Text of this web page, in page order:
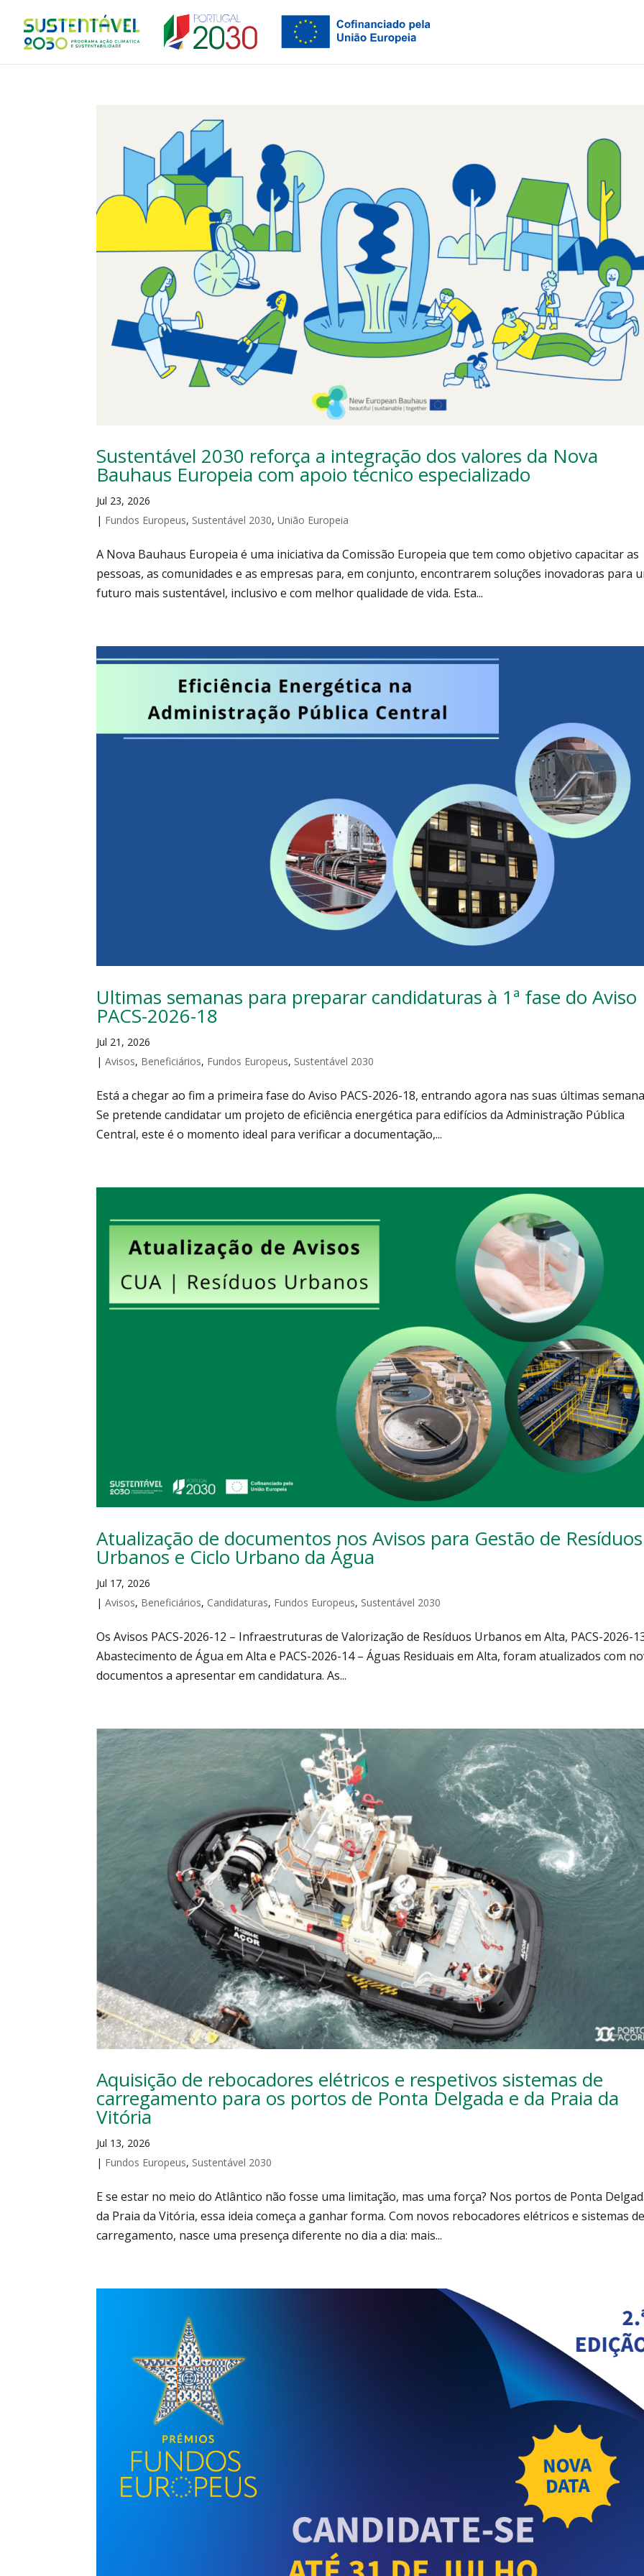
Sustentável 2030 reforça a integração dos valores da Nova
Bauhaus Europeia com apoio técnico especializado
Jul 23, 2026
| Fundos Europeus, Sustentável 2030,União Europeia
A Nova Bauhaus Europeia é uma iniciativa da Comissão Europeia que tem como objetivo capacitar as
pessoas, as comunidades e as empresas para, em conjunto, encontrarem soluções inovadoras para
futuro mais sustentável, inclusivo e com melhor qualidade de vida. Esta...
Ultimas semanas para preparar candidaturas à 1ª fase do Aviso
PACS-2026-18
Jul 21, 2026
|Avisos, Beneficiários, Fundos Europeus, Sustentável 2030
Está a chegar ao fim a primeira fase do Aviso PACS-2026-18, entrando agora nas suas últimas
Se pretende candidatar um projeto de eficiência energética para edifícios da Administração Pública
Central, este é o momento ideal para verificar a documentação,...
Atualização de documentos nos Avisos para Gestão de Resíduos
Urbanos e Ciclo Urbano da Água
Jul 17, 2026
|Avisos, Beneficiários, Candidaturas, Fundos Europeus, Sustentável 2030
Os Avisos PACS-2026-12 – Infraestruturas de Valorização de Resíduos Urbanos em Alta, PACS-2026-
Abastecimento de Água em Alta e PACS-2026-14 – Águas Residuais em Alta, foram atualizados com
documentos a apresentar em candidatura. As...
Aquisição de rebocadores elétricos e respetivos sistemas de
carregamento para os portos de Ponta Delgada e da Praia da
Vitória
Jul 13, 2026
| Fundos Europeus, Sustentável 2030
E se estar no meio do Atlântico não fosse uma limitação, mas uma força? Nos portos de Ponta
da Praia da Vitória, essa ideia começa a ganhar forma. Com novos rebocadores elétricos e sistemas
carregamento, nasce uma presença diferente no dia a dia: mais...